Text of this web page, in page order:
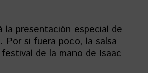
la presentación especial de
Por si fuera poco, la salsa
de la mano de Isaac